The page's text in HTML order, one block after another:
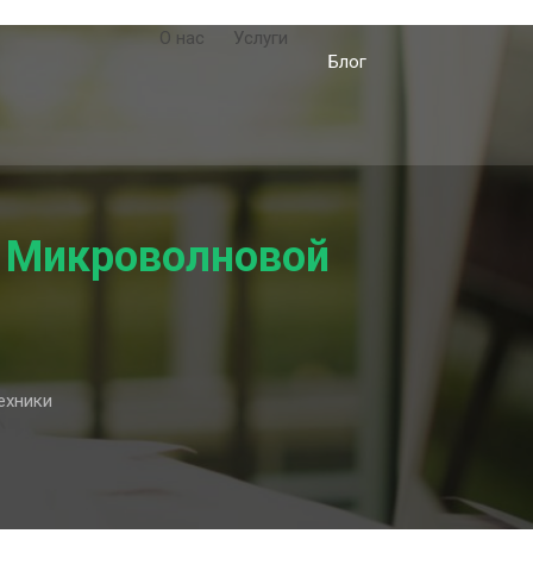
О нас
Услуги
Блог